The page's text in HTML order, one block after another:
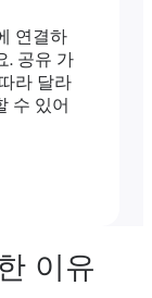
연결하
. 공유 가
라 달라
수 있어
이유